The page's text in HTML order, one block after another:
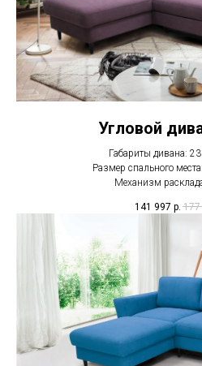
Угловой
Габариты дивана:
Размер спального
Механизм
141 997 р. 177